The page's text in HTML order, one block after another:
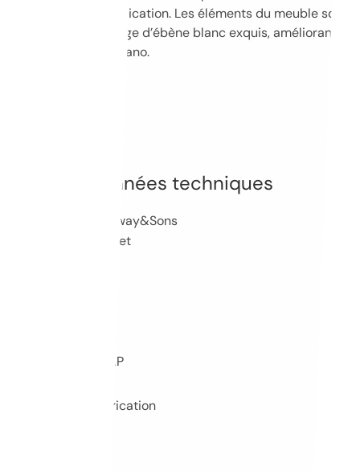
élégance et sophistication. Les éléments du meuble sont
plaqués d’un placage d’ébène blanc exquis, améliorant
l’attrait visuel du piano.
Données techniques
Marque : Steinway&Sons
Modèle : Cabinet
Numéro de SAP
Année de fabrication